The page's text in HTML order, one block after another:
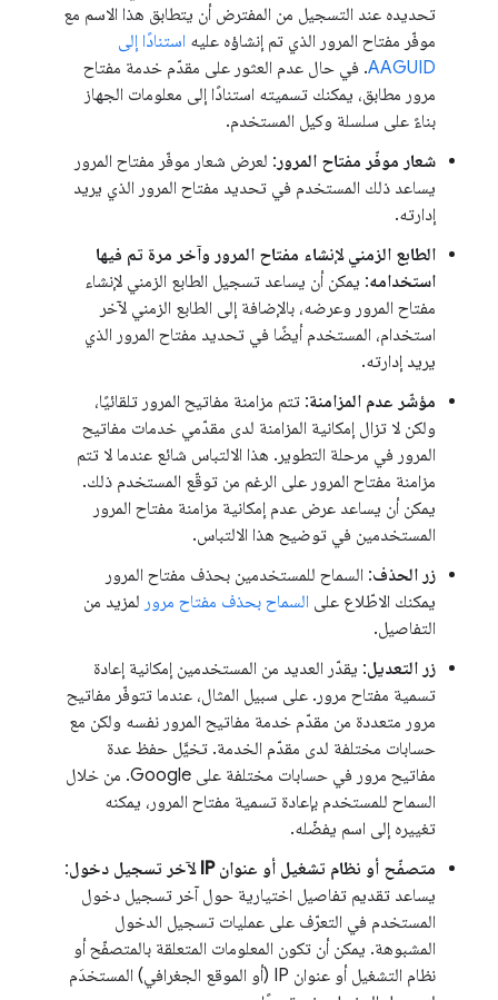
تحديده عند التسجيل من المفترض أن يتطابق هذا الاسم مع
موفّر مفتاح المرور الذي تم إنشاؤه عليه استنادًا إلى
AAGUID. في حال عدم العثور على مقدّم خدمة مفتاح
مرور مطابق، يمكنك تسميته استنادًا إلى معلومات الجهاز
بناءً على سلسلة وكيل المستخدم.
شعار موفّر مفتاح المرور : لعرض شعار موفّر مفتاح المرور
يساعد ذلك المستخدم في تحديد مفتاح المرور الذي يريد
إدارته.
الطابع الزمني لإنشاء مفتاح المرور وآخر مرة تم فيها
استخدامه: يمكن أن يساعد تسجيل الطابع الزمني لإنشاء
مفتاح المرور وعرضه، بالإضافة إلى الطابع الزمني لآخر
استخدام، المستخدم أيضًا في تحديد مفتاح المرور الذي
يريد إدارته.
مؤشّر عدم المزامنة: تتم مزامنة مفاتيح المرور تلقائيًا،
ولكن لا تزال إمكانية المزامنة لدى مقدّمي خدمات مفاتيح
المرور في مرحلة التطوير. هذا الالتباس شائع عندما لا تتم
مزامنة مفتاح المرور على الرغم من توقّع المستخدم ذلك.
يمكن أن يساعد عرض عدم إمكانية مزامنة مفتاح المرور
المستخدمين في توضيح هذا الالتباس.
زر الحذف: السماح للمستخدمين بحذف مفتاح المرور
يمكنك الاطّلاع على السماح بحذف مفتاح مرور لمزيد من
التفاصيل.
زر التعديل: يقدّر العديد من المستخدمين إمكانية إعادة
تسمية مفتاح مرور. على سبيل المثال، عندما تتوفّر مفاتيح
مرور متعددة من مقدّم خدمة مفاتيح المرور نفسه ولكن مع
حسابات مختلفة لدى مقدّم الخدمة. تخيَّل حفظ عدة
مفاتيح مرور في حسابات مختلفة على Google. من خلال
السماح للمستخدم بإعادة تسمية مفتاح المرور، يمكنه
تغييره إلى اسم يفضّله.
متصفّح أو نظام تشغيل أو عنوان IP لآخر تسجيل دخول
:
يساعد تقديم تفاصيل اختيارية حول آخر تسجيل دخول
المستخدم في التعرّف على عمليات تسجيل الدخول
المشبوهة. يمكن أن تكون المعلومات المتعلقة بالمتصفّح أو
نظام التشغيل أو عنوان IP (أو الموقع الجغرافي) المستخدَم